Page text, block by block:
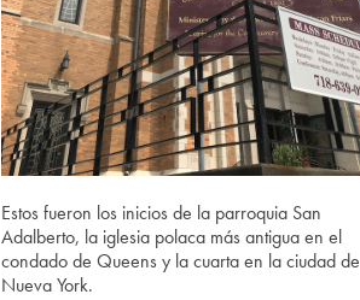
Estos fueron los inicios de la parroquia San
Adalberto, la iglesia polaca más antigua en el
condado de Queens y la cuarta en la ciudad de
Nueva York.